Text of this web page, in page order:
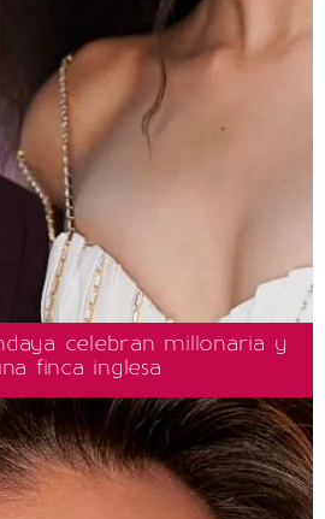
celebran millonaria y
finca inglesa